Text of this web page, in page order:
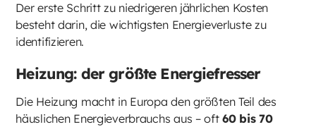
Der erste Schritt zu niedrigeren jährlichen Kosten
besteht darin, die wichtigsten Energieverluste zu
identifizieren.
Heizung: der größte Energiefresser
Die Heizung macht in Europa den größten Teil des
häuslichen Energieverbrauchs aus – oft60 bis 70